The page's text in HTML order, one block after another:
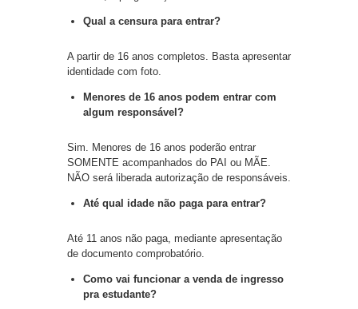
Qual a censura para entrar?
A partir de 16 anos completos. Basta apresentar
identidade com foto.
Menores de 16 anos podem entrar com
algum responsável?
Sim. Menores de 16 anos poderão entrar
SOMENTE acompanhados do PAI ou MÃE.
NÃO será liberada autorização de responsáveis.
Até qual idade não paga para entrar?
Até 11 anos não paga, mediante apresentação
de documento comprobatório.
Como vai funcionar a venda de ingresso
pra estudante?